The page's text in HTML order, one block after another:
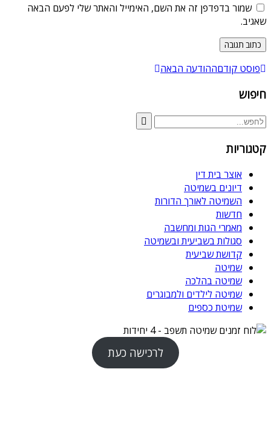
שמור בדפדפן זה את השם, האימייל והאתר שלי לפעם הבאה
שאגיב.
פוסט קודםההודעה הבאה
חיפוש
קטגוריות
אוצר בית דין
דיונים בשמיטה
השמיטה לאורך הדורות
חדשות
מאמרי הגות ומחשבה
סגולות בשביעית ובשמיטה
קדושת שביעית
שמיטה
שמיטה בהלכה
שמיטה לילדים ולמבוגרים
שמיטת כספים
לרכישה כעת